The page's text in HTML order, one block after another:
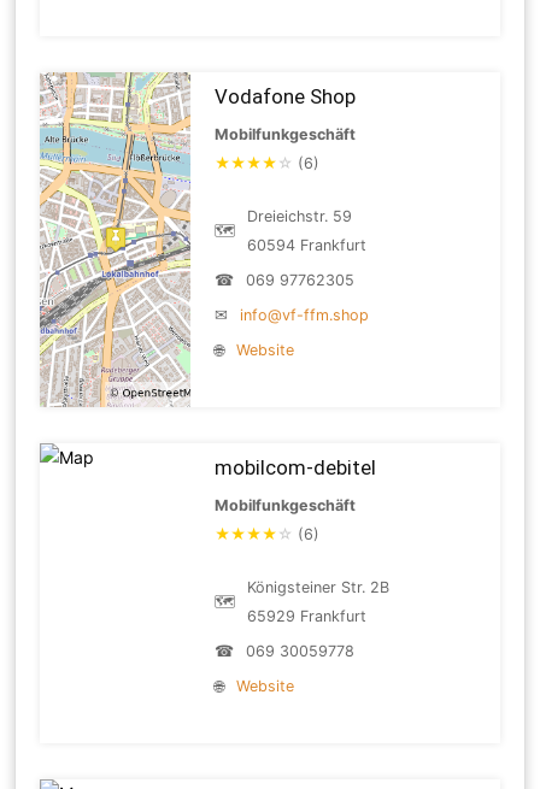
Vodafone Shop
Mobilfunkgeschäft
★★★★ ☆ (6)
🗺
Dreieichstr. 59
60594 Frankfurt
☎
069 97762305
✉
info@vf-ffm.shop
🌐
Website
mobilcom-debitel
Mobilfunkgeschäft
★★★★ ☆ (6)
🗺
Königsteiner Str. 2B
65929 Frankfurt
☎
069 30059778
🌐
Website